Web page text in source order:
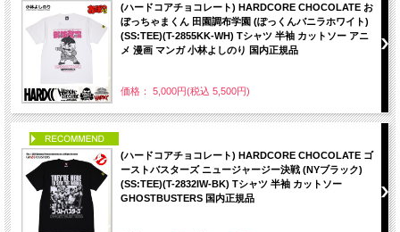
(ハードコアチョコレート) HARDCORE CHOCOLATE お
ぼっちゃまくん 田園調布学園 (ぽっくんバニラホワイト)
(SS:TEE)(T-2855KK-WH) Tシャツ 半袖 カットソー アニ
メ 漫画 マンガ 小林よしのり 国内正規品
価格： 5,000円(税込 5,500円)
(ハードコアチョコレート) HARDCORE CHOCOLATE ゴ
ーストバスターズ ニュージャージー決戦 (NYブラック)
(SS:TEE)(T-2832IW-BK) Tシャツ 半袖 カットソー
GHOSTBUSTERS 国内正規品